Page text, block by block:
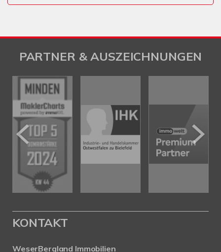
PARTNER & AUSZEICHNUNGEN
KONTAKT
WeserBergland Immobilien